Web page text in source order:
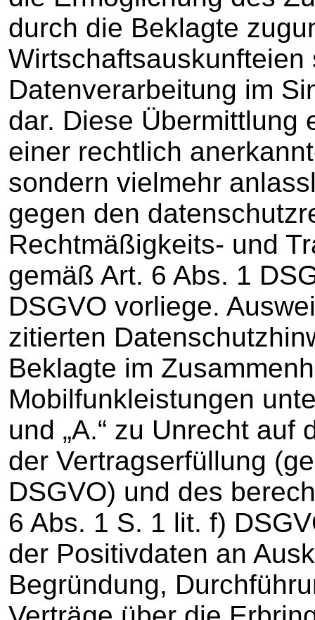
durch die Beklagte
Wirtschaftsauskunfteien
Datenverarbeitung im
dar. Diese Übermittlung
einer rechtlich
sondern vielmehr
gegen den
Rechtmäßigkeits- und
gemäß Art. 6 Abs. 1
DSGVO vorliege.
zitierten
Beklagte im
Mobilfunkleistungen
und „A.“ zu Unrecht
der Vertragserfüllung
DSGVO) und des
6 Abs. 1 S. 1 lit. f)
der Positivdaten an
Begründung,